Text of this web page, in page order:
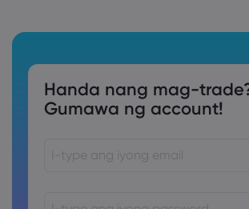
Handa nang mag-
Gumawa ng account!